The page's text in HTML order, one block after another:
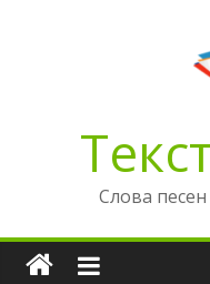
Слова